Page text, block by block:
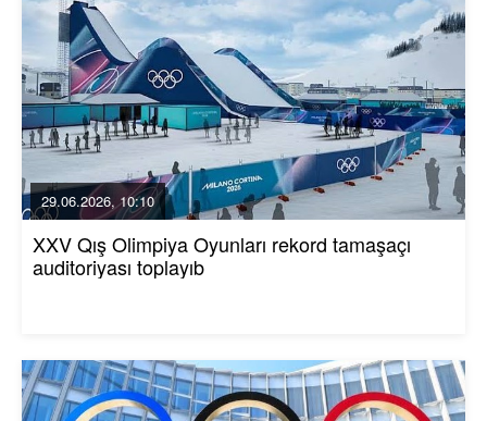
29.06.2026, 10:10
XXV Qış Olimpiya Oyunları rekord tamaşaçı
auditoriyası toplayıb